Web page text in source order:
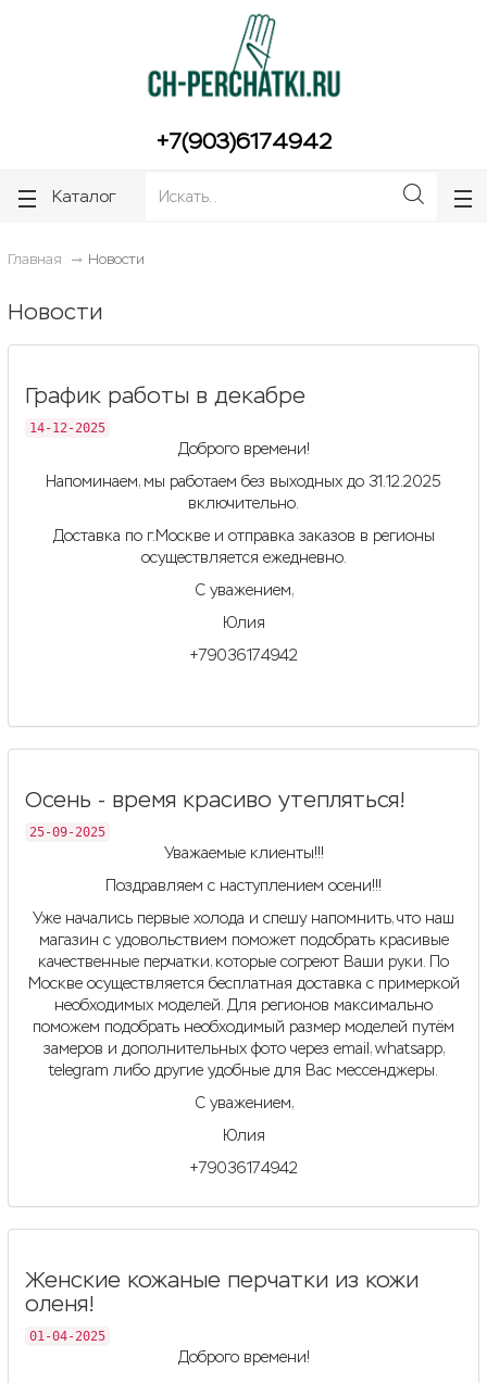
+7(903)6174942
Каталог
Главная Новости
Новости
График работы в декабре
14-12-2025
Доброго времени!
Напоминаем, мы работаем без выходных до 31.12.2025
включительно.
Доставка по г.Москве и отправка заказов в регионы
осуществляется ежедневно.
С уважением,
Юлия
+79036174942
Осень - время красиво утепляться!
25-09-2025
Уважаемые клиенты!!!
Поздравляем с наступлением осени!!!
Уже начались первые холода и спешу напомнить, что наш
магазин с удовольствием поможет подобрать красивые
качественные перчатки, которые согреют Ваши руки. По
Москве осуществляется бесплатная доставка с примеркой
необходимых моделей. Для регионов максимально
поможем подобрать необходимый размер моделей путём
замеров и дополнительных фото через email, whatsapp,
telegram либо другие удобные для Вас месcенджеры.
С уважением,
Юлия
+79036174942
Женские кожаные перчатки из кожи
оленя!
01-04-2025
Доброго времени!